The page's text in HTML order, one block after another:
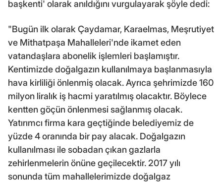
başkenti' olarak anıldığını vurgulayarak şöyle dedi:
"Bugün ilk olarak Çaydamar, Karaelmas, Meşrutiyet
ve Mithatpaşa Mahalleleri'nde ikamet eden
vatandaşlara abonelik işlemleri başlamıştır.
Kentimizde doğalgazın kullanılmaya başlanmasıyla
hava kirliliği önlenmiş olacak. Ayrıca şehrimizde 160
milyon liralık iş hacmi yaratılmış olacaktır. Böylece
kentten göçün önlenmesi sağlanmış olacak.
Yatırımcı firma kara geçtiğinde belediyemiz de
yüzde 4 oranında bir pay alacak. Doğalgazın
kullanılması ile sobadan çıkan gazlarla
zehirlenmelerin önüne geçilecektir. 2017 yılı
sonunda tüm mahallelerimizde doğalgaz